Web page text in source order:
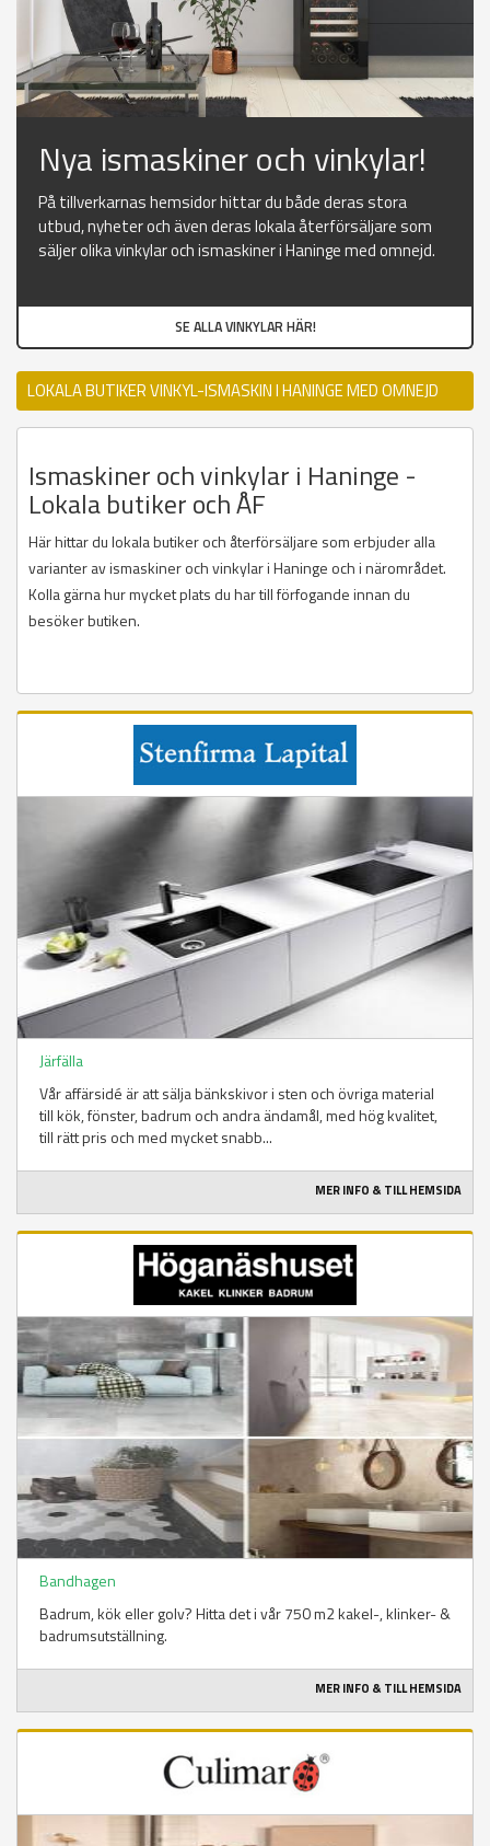
Nya ismaskiner och vinkylar!
På tillverkarnas hemsidor hittar du både deras stora
utbud, nyheter och även deras lokala återförsäljare som
säljer olika vinkylar och ismaskiner i Haninge med omnejd.
SE ALLA VINKYLAR HÄR!
LOKALA BUTIKER VINKYL-ISMASKIN I HANINGE MED OMNEJD
Ismaskiner och vinkylar i Haninge -
Lokala butiker och ÅF
Här hittar du lokala butiker och återförsäljare som erbjuder alla
varianter av ismaskiner och vinkylar i Haninge och i närområdet.
Kolla gärna hur mycket plats du har till förfogande innan du
besöker butiken.
Järfälla
Vår affärsidé är att sälja bänkskivor i sten och övriga material
till kök, fönster, badrum och andra ändamål, med hög kvalitet,
till rätt pris och med mycket snabb...
MER INFO & TILL HEMSIDA
Bandhagen
Badrum, kök eller golv? Hitta det i vår 750 m2 kakel-, klinker- &
badrumsutställning.
MER INFO & TILL HEMSIDA